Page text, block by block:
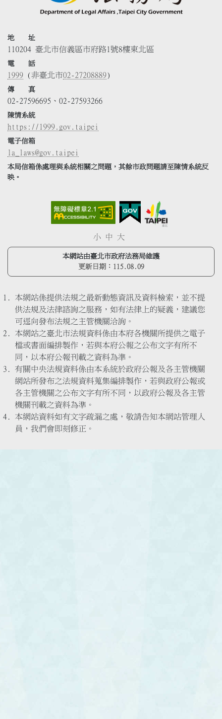
地 址
110204 臺北市信義區市府路1號8樓東北區
電 話
1999 (非臺北市02-27208889)
傳 真
02-27596695、02-27593266
陳情系統
https://1999.gov.taipei
電子信箱
la_laws@gov.taipei
本局信箱係處理與系統相關之問題，其餘市政問題請至陳情系統反
映。
小 中 大
本網站由臺北市政府法務局維護
更新日期： 115.08.09
本網站係提供法規之最新動態資訊及資料檢索，並不提
供法規及法律諮詢之服務，如有法律上的疑義，建議您
可逕向發布法規之主管機關洽詢。
本網站之臺北市法規資料係由本府各機關所提供之電子
檔或書面編排製作，若與本府公報之公布文字有所不
同，以本府公報刊載之資料為準。
有關中央法規資料係由本系統於政府公報及各主管機關
網站所發布之法規資料蒐集編排製作，若與政府公報或
各主管機關之公布文字有所不同，以政府公報及各主管
機關刊載之資料為準。
本網站資料如有文字疏漏之處，敬請告知本網站管理人
員，我們會即刻修正。